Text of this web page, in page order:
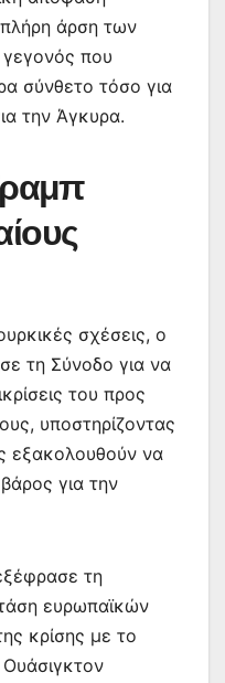
άρση των
που
σύνθετο τόσο για
την Άγκυρα.
σχέσεις, ο
τη Σύνοδο για να
του προς
υποστηρίζοντας
εξακολουθούν να
για την
τη
ευρωπαϊκών
κρίσης με το